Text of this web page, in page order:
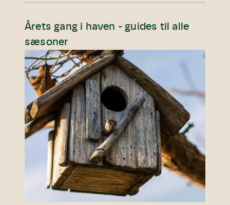
Årets gang i haven - guides til alle
sæsoner